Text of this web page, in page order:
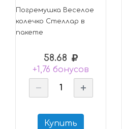
Погремушка Веселое
колечко Стеллар в
пакете
58.68
+1,76 бонусов
Купить